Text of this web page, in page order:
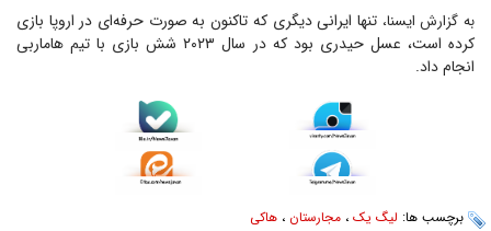
به گزارش ایسنا،تنها ایرانی دیگری که تاکنون به صورت حرفه‌ای در اروپا بازی
کرده است، عسل حیدری بود که در سال ۲۰۲۳ شش بازی با تیم هاماربی
انجام داد.
برچسب ها: لیگ یک ، مجارستان ، هاکی